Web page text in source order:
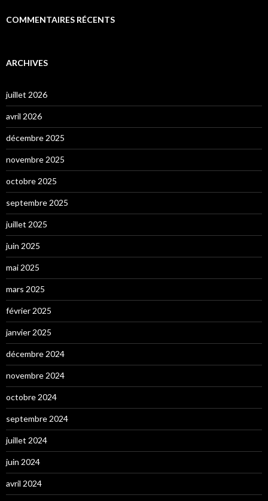
COMMENTAIRES RÉCENTS
ARCHIVES
juillet 2026
avril 2026
décembre 2025
novembre 2025
octobre 2025
septembre 2025
juillet 2025
juin 2025
mai 2025
mars 2025
février 2025
janvier 2025
décembre 2024
novembre 2024
octobre 2024
septembre 2024
juillet 2024
juin 2024
avril 2024